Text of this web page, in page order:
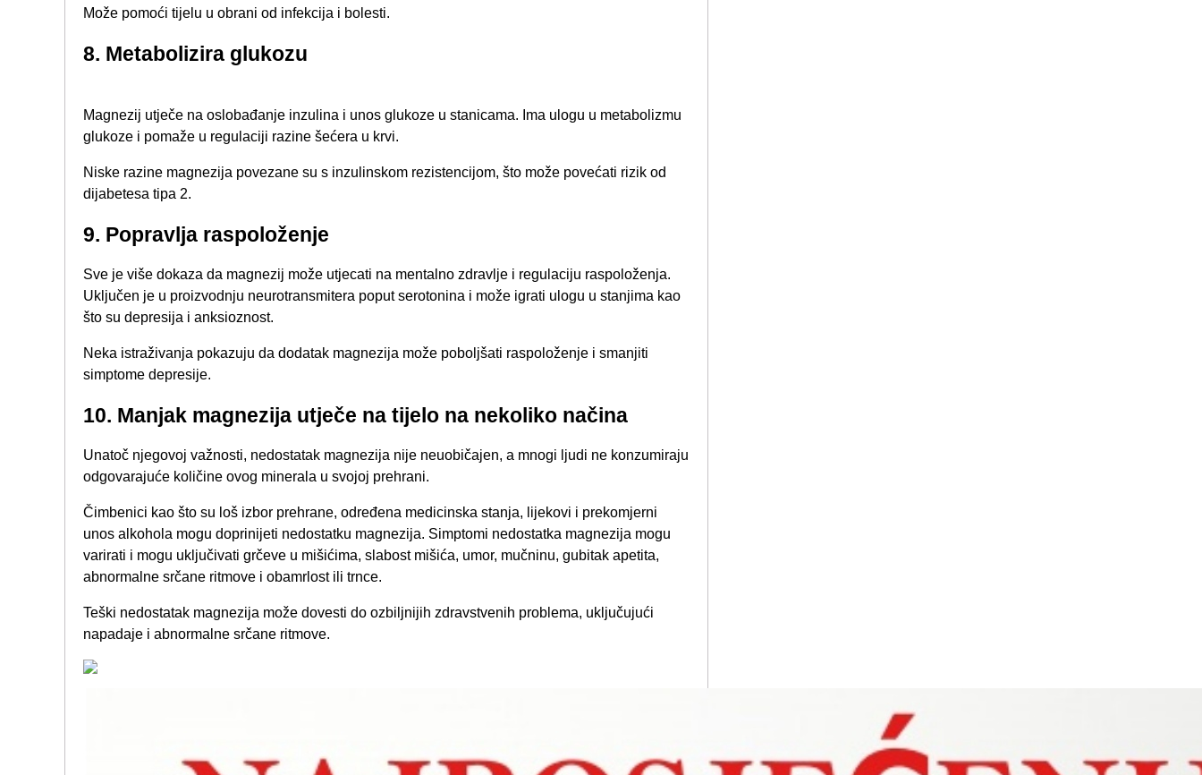
Može pomoći tijelu u obrani od infekcija i bolesti.
8. Metabolizira glukozu
Magnezij utječe na oslobađanje inzulina i unos glukoze u stanicama. Ima ulogu u metabolizmu
glukoze i pomaže u regulaciji razine šećera u krvi.
Niske razine magnezija povezane su s inzulinskom rezistencijom, što može povećati rizik od
dijabetesa tipa 2.
​9. Popravlja raspoloženje​
Sve je više dokaza da magnezij može utjecati na mentalno zdravlje i regulaciju raspoloženja.
Uključen je u proizvodnju neurotransmitera poput serotonina i može igrati ulogu u stanjima kao
što su depresija i anksioznost.
Neka istraživanja pokazuju da dodatak magnezija može poboljšati raspoloženje i smanjiti
simptome depresije.
10. Manjak magnezija utječe na tijelo na nekoliko načina​
Unatoč njegovoj važnosti, nedostatak magnezija nije neuobičajen, a mnogi ljudi ne konzumiraju
odgovarajuće količine ovog minerala u svojoj prehrani.
Čimbenici kao što su loš izbor prehrane, određena medicinska stanja, lijekovi i prekomjerni
unos alkohola mogu doprinijeti nedostatku magnezija. Simptomi nedostatka magnezija mogu
varirati i mogu uključivati ​​grčeve u mišićima, slabost mišića, umor, mučninu, gubitak apetita,
abnormalne srčane ritmove i obamrlost ili trnce.
Teški nedostatak magnezija može dovesti do ozbiljnijih zdravstvenih problema, uključujući
napadaje i abnormalne srčane ritmove.